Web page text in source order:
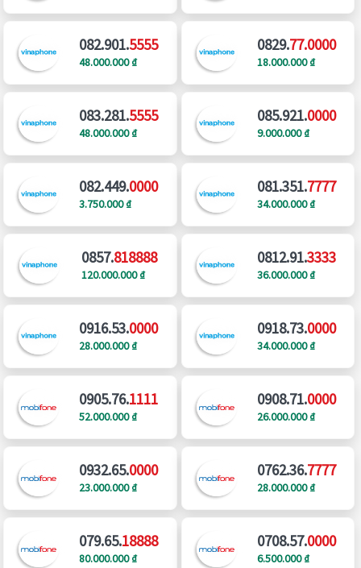
082.901.5555
48.000.000 ₫
0829.77.0000
18.000.000 ₫
083.281.5555
48.000.000 ₫
085.921.0000
9.000.000 ₫
082.449.0000
3.750.000 ₫
081.351.7777
34.000.000 ₫
0857.818888
120.000.000 ₫
0812.91.3333
36.000.000 ₫
0916.53.0000
28.000.000 ₫
0918.73.0000
34.000.000 ₫
0905.76.1111
52.000.000 ₫
0908.71.0000
26.000.000 ₫
0932.65.0000
23.000.000 ₫
0762.36.7777
28.000.000 ₫
079.65.18888
80.000.000 ₫
0708.57.0000
6.500.000 ₫